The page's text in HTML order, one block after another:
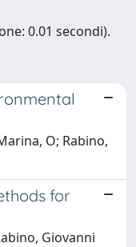
0.01 secondi).
O; Rabino,
for
Giovanni